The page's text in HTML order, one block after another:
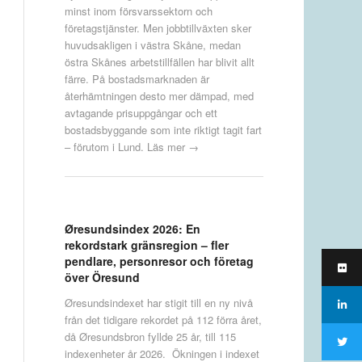
minst inom försvarssektorn och
företagstjänster. Men jobbtillväxten sker
huvudsakligen i västra Skåne, medan
östra Skånes arbetstillfällen har blivit allt
färre. På bostadsmarknaden är
återhämtningen desto mer dämpad, med
avtagande prisuppgångar och ett
bostadsbyggande som inte riktigt tagit fart
– förutom i Lund. Läs mer →
Øresundsindex 2026: En
rekordstark gränsregion – fler
pendlare, personresor och företag
över Öresund
Øresundsindexet har stigit till en ny nivå
från det tidigare rekordet på 112 förra året,
då Øresundsbron fyllde 25 år, till 115
indexenheter år 2026. Ökningen i indexet